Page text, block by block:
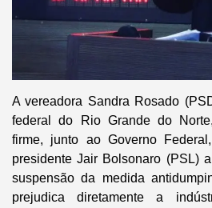
A vereadora Sandra Rosado
federal do Rio Grande do
firme, junto ao Governo
presidente Jair Bolsonaro (PSL)
suspensão da medida
prejudica diretamente a